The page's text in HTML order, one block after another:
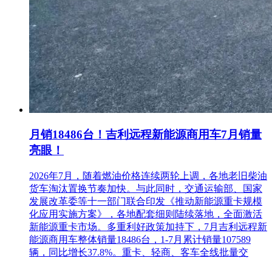
月销18486台！吉利远程新能源商用车7月销量
亮眼！
2026年7月，随着燃油价格连续两轮上调，各地老旧柴油
货车淘汰置换节奏加快。与此同时，交通运输部、国家
发展改革委等十一部门联合印发《推动新能源重卡规模
化应用实施方案》，各地配套细则陆续落地，全面激活
新能源重卡市场。多重利好政策加持下，7月吉利远程新
能源商用车整体销量18486台，1-7月累计销量107589
辆，同比增长37.8%。重卡、轻商、客车全线批量交